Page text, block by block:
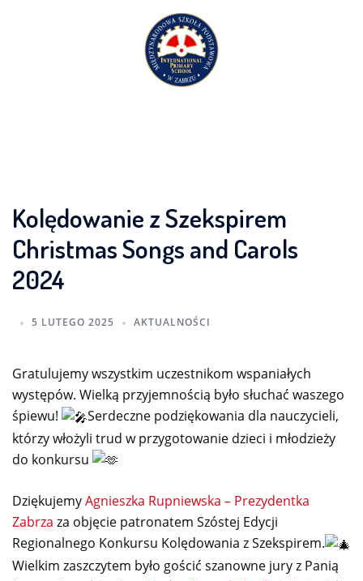
Kolędowanie z Szekspirem
Christmas Songs and Carols
2024
5 LUTEGO 2025 AKTUALNOŚCI
Gratulujemy wszystkim uczestnikom wspaniałych
występów. Wielką przyjemnością było słuchać waszego
śpiewu!
Serdeczne podziękowania dla nauczycieli,
którzy włożyli trud w przygotowanie dzieci i młodzieży
do konkursu
DziękujemyAgnieszka Rupniewska – Prezydentka
Zabrza za objęcie patronatem Szóstej Edycji
Regionalnego Konkursu Kolędowania z Szekspirem.
Wielkim zaszczytem było gościć szanowne jury z Panią